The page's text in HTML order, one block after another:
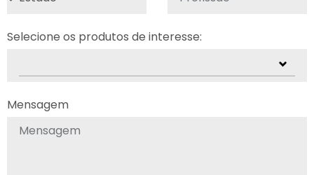
Selecione os produtos de interesse:
Mensagem